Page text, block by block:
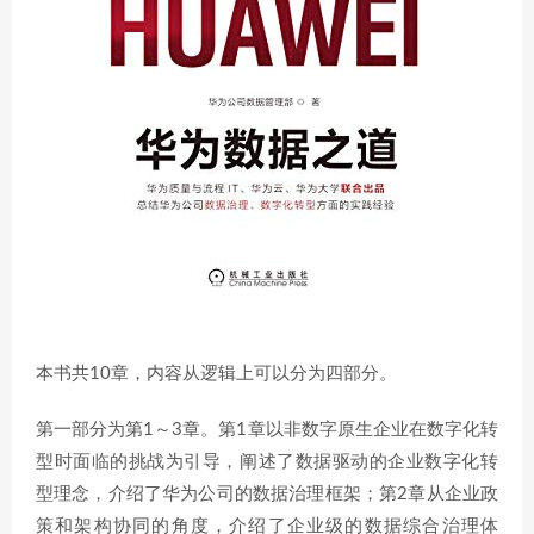
本书共10章，内容从逻辑上可以分为四部分。
第一部分为第1～3章。第1章以非数字原生企业在数字化转
型时面临的挑战为引导，阐述了数据驱动的企业数字化转
型理念，介绍了华为公司的数据治理框架；第2章从企业政
策和架构协同的角度，介绍了企业级的数据综合治理体